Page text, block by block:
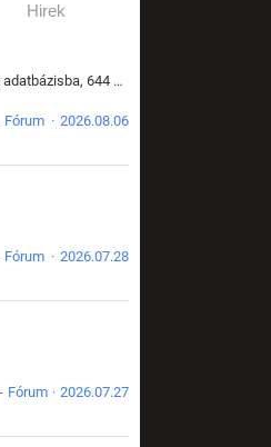
Hirek
149 új BG lap került be az adatbázisba, 644 db meglévő BG lap módosult, bekerültek az új képek a megváltozott lapokhoz is.
· 2026.08.06
· 2026.07.28
· 2026.07.27